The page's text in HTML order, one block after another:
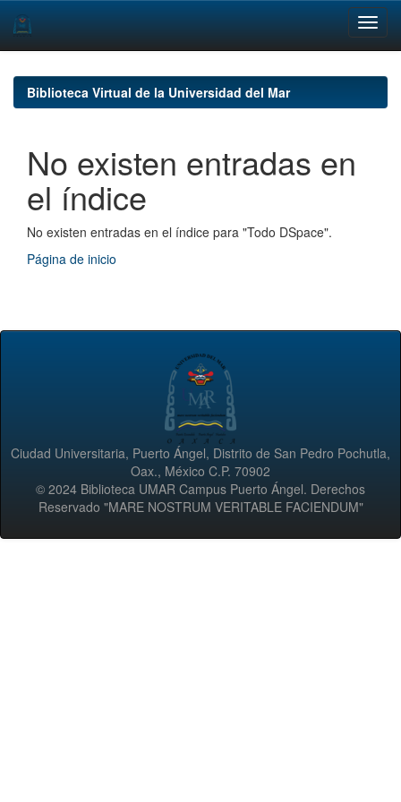
navigationBiblioteca Virtual de la Universidad del Mar
No existen entradas en
el índice
No existen entradas en el índice para "Todo DSpace".
Página de inicio
Ciudad Universitaria, Puerto Ángel, Distrito de San Pedro Pochutla,
Oax., México C.P. 70902
© 2024 Biblioteca UMAR Campus Puerto Ángel. Derechos
Reservado "MARE NOSTRUM VERITABLE FACIENDUM"